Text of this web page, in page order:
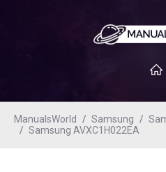
ManualsWorld Samsung
Samsung AVXC1H022EA